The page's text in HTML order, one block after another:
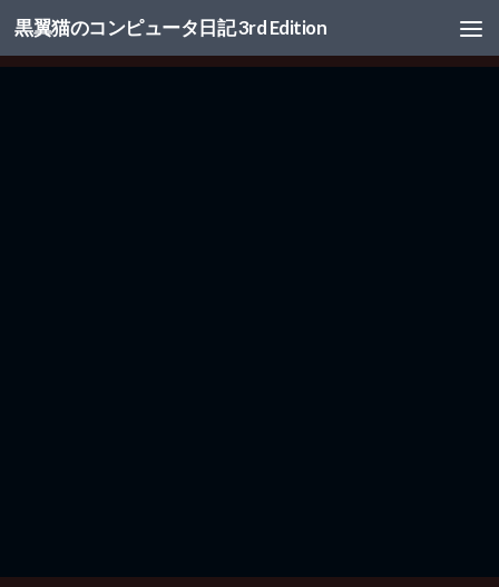
コンテンツへスキップ
黒翼猫のコンピュータ日記 3rd Edition